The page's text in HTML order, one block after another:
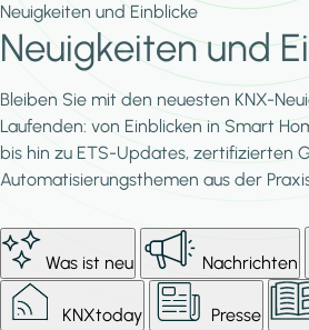
Neuigkeiten und Einblicke
Neuigkeiten und
Bleiben Sie mit den neuesten KNX-
Laufenden: von Einblicken in Smart
bis hin zu ETS-Updates, zertifizierten
Automatisierungsthemen aus der
Was ist neu Nachrichten
KNXtoday Presse